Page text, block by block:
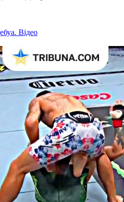
Відео